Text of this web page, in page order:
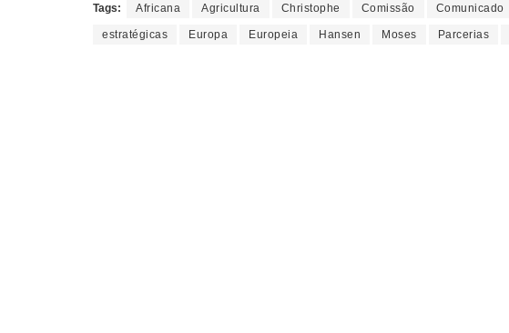
Tags: Africana Agricultura Christophe Comissão Comunicado
estratégicas Europa Europeia Hansen Moses Parcerias